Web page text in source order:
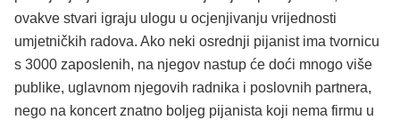
ovakve stvari igraju ulogu u ocjenjivanju vrijednosti
umjetničkih radova. Ako neki osrednji pijanist ima tvornicu
s 3000 zaposlenih, na njegov nastup će doći mnogo više
publike, uglavnom njegovih radnika i poslovnih partnera,
nego na koncert znatno boljeg pijanista koji nema firmu u